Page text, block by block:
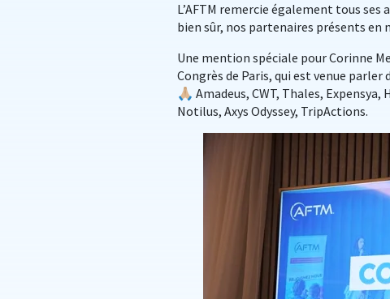
L’AFTM remercie également tous
bien sûr, nos partenaires présents en
Une mention spéciale pour Corinne
Congrès de Paris, qui est venue parler
🙏🏼 Amadeus, CWT, Thales,
Notilus, Axys Odyssey, TripActions.